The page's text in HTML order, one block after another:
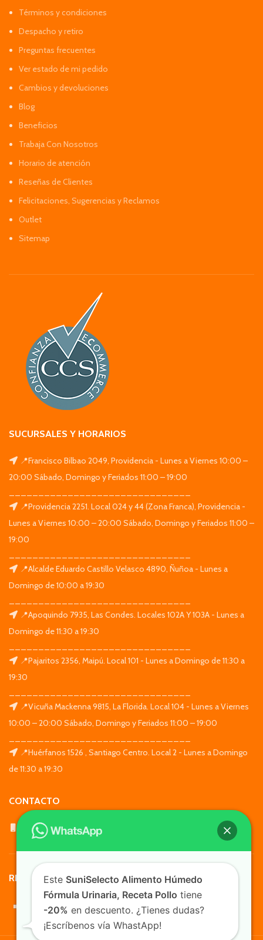
Términos y condiciones
Despacho y retiro
Preguntas frecuentes
Ver estado de mi pedido
Cambios y devoluciones
Blog
Beneficios
Trabaja Con Nosotros
Horario de atención
Reseñas de Clientes
Felicitaciones, Sugerencias y Reclamos
Outlet
Sitemap
SUCURSALES Y HORARIOS
📍Francisco Bilbao 2049, Providencia - Lunes a Viernes 10:00 –
20:00 Sábado, Domingo y Feriados 11:00 – 19:00
📍Providencia 2251. Local 024 y 44 (Zona Franca), Providencia -
Lunes a Viernes 10:00 – 20:00 Sábado, Domingo y Feriados 11:00 –
19:00
📍Alcalde Eduardo Castillo Velasco 4890, Ñuñoa - Lunes a
Domingo de 10:00 a 19:30
📍Apoquindo 7935, Las Condes. Locales 102A Y 103A - Lunes a
Domingo de 11:30 a 19:30
📍Pajaritos 2356, Maipú. Local 101 - Lunes a Domingo de 11:30 a
19:30
📍Vicuña Mackenna 9815, La Florida. Local 104 - Lunes a Viernes
10:00 – 20:00 Sábado, Domingo y Feriados 11:00 – 19:00
📍Huérfanos 1526 , Santiago Centro. Local 2 - Lunes a Domingo
de 11:30 a 19:30
CONTACTO
WhatsApp: +569 7564 4676
REDES SOCIALES
Este SuniSelecto Alimento Húmedo
Fórmula Urinaria, Receta Pollo tiene
-20% en descuento. ¿Tienes dudas?
¡Escríbenos vía WhastApp!